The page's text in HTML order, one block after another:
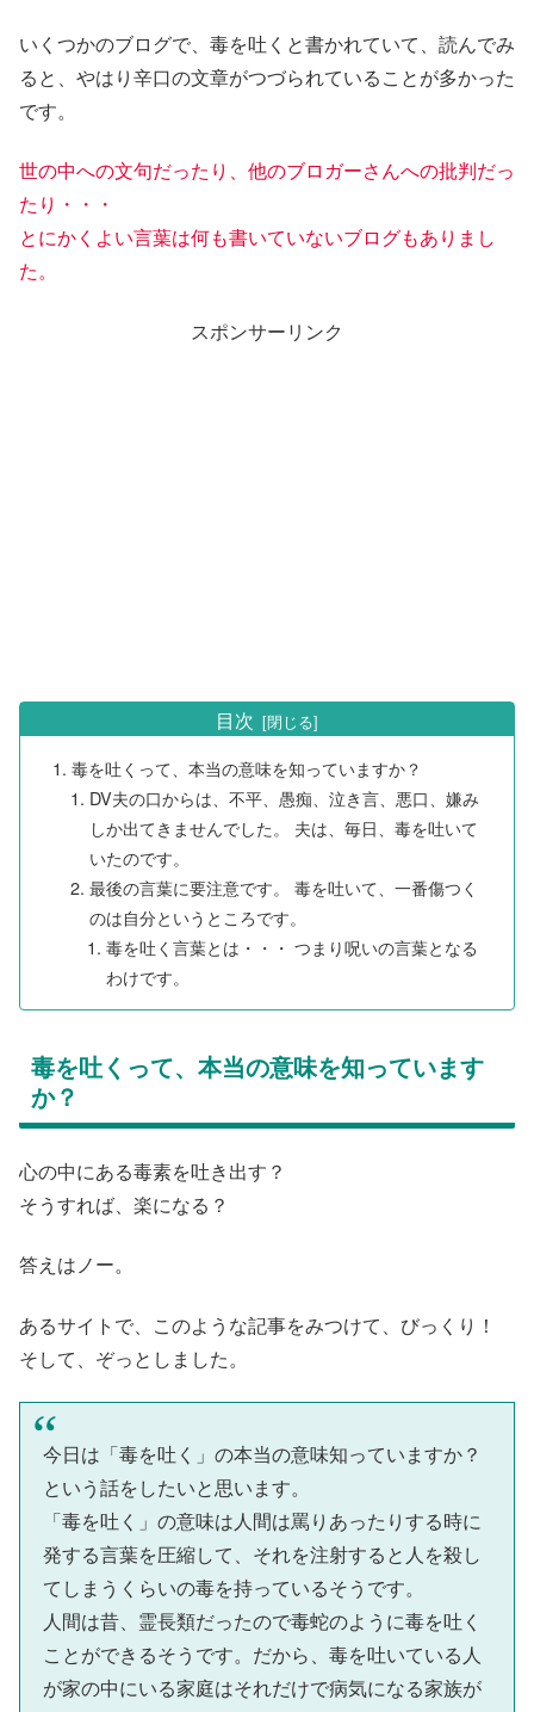
いくつかのブログで、毒を吐くと書かれていて、読んでみ
ると、やはり辛口の文章がつづられていることが多かった
です。
世の中への文句だったり、他のブロガーさんへの批判だっ
たり・・・
とにかくよい言葉は何も書いていないブログもありまし
た。
スポンサーリンク
目次
毒を吐くって、本当の意味を知っていますか？
DV夫の口からは、不平、愚痴、泣き言、悪口、嫌み
しか出てきませんでした。 夫は、毎日、毒を吐いて
いたのです。
最後の言葉に要注意です。 毒を吐いて、一番傷つく
のは自分というところです。
毒を吐く言葉とは・・・ つまり呪いの言葉となる
わけです。
毒を吐くって、本当の意味を知っています
か？
心の中にある毒素を吐き出す？
そうすれば、楽になる？
答えはノー。
あるサイトで、このような記事をみつけて、びっくり！
そして、ぞっとしました。
今日は「毒を吐く」の本当の意味知っていますか？
という話をしたいと思います。
「毒を吐く」の意味は人間は罵りあったりする時に
発する言葉を圧縮して、それを注射すると人を殺し
てしまうくらいの毒を持っているそうです。
人間は昔、霊長類だったので毒蛇のように毒を吐く
ことができるそうです。だから、毒を吐いている人
が家の中にいる家庭はそれだけで病気になる家族が